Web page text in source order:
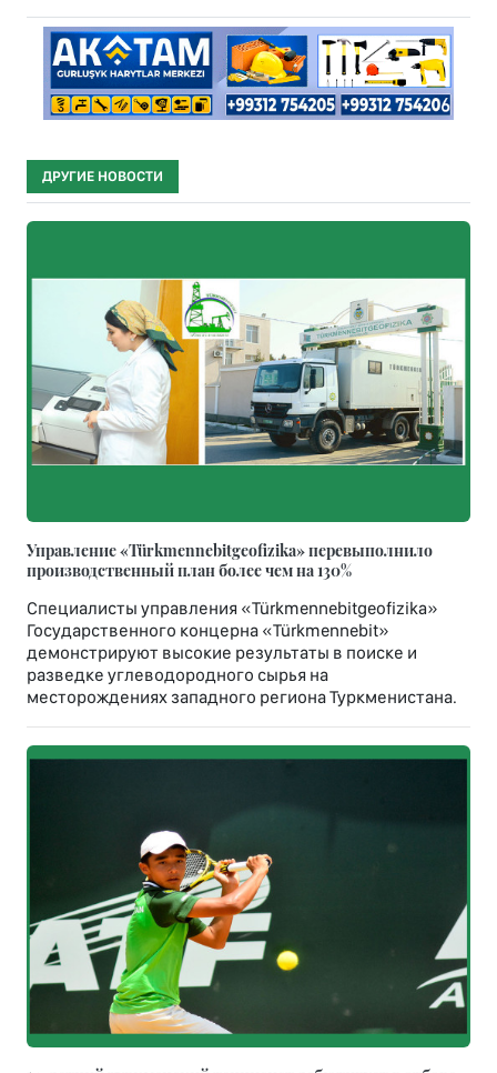
ДРУГИЕ НОВОСТИ
Управление «Türkmennebitgeofizika» перевыполнило
производственный план более чем на 130%
Специалисты управления «Türkmennebitgeofizika»
Государственного концерна «Türkmennebit»
демонстрируют высокие результаты в поиске и
разведке углеводородного сырья на
месторождениях западного региона Туркменистана.